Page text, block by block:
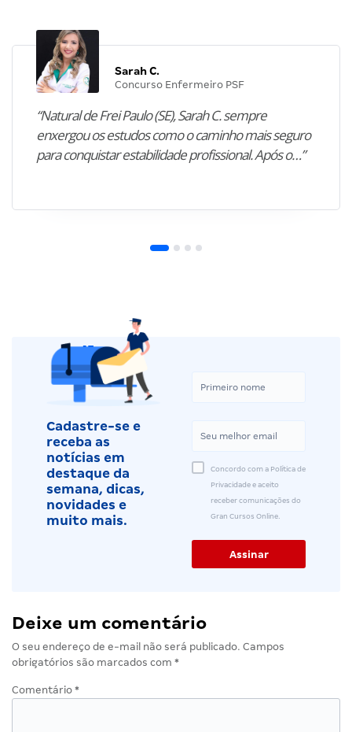
Sarah C.
Concurso Enfermeiro PSF
“Natural de Frei Paulo (SE), Sarah C. sempre
enxergou os estudos como o caminho mais seguro
para conquistar estabilidade profissional. Após o…”
Cadastre-se e
receba as
notícias em
destaque da
semana, dicas,
novidades e
muito mais.
Concordo com a Política de
Privacidade e aceito
receber comunicações do
Gran Cursos Online.
Deixe um comentário
O seu endereço de e-mail não será publicado. Campos
obrigatórios são marcados com *
Comentário *